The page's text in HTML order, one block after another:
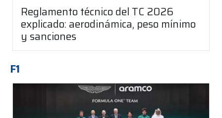
Reglamento técnico del TC 2026
explicado: aerodinámica, peso mínimo
y sanciones
F1